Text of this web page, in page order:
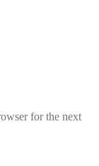
for the next